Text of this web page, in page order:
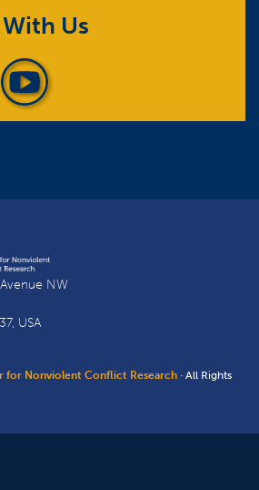
Us
NW
USA
for Nonviolent Conflict Research · All Rights